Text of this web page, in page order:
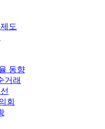
도
동향
거래
회